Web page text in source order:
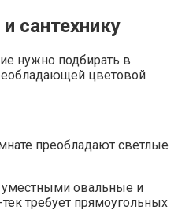
сантехнику
нужно подбирать в
цветовой
преобладают светлые
уместными овальные и
требует прямоугольных